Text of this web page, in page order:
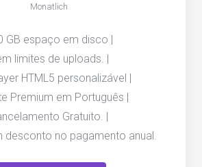
Monatlich
GB espaço em disco |
limites de uploads. |
HTML5 personalizável |
Premium em Português |
Gratuito. |
desconto no pagamento anual.